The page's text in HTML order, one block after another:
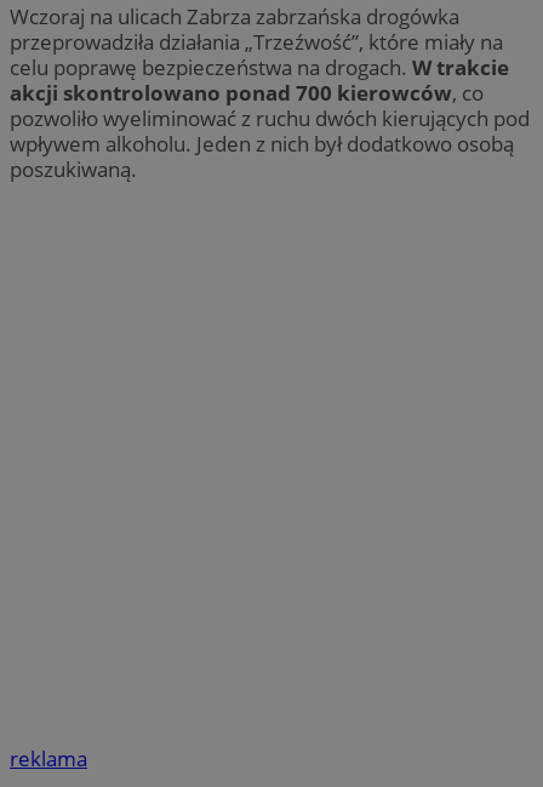
Wczoraj na ulicach Zabrza zabrzańska drogówka
przeprowadziła działania „Trzeźwość”, które miały na
celu poprawę bezpieczeństwa na drogach. W trakcie
akcji skontrolowano ponad 700 kierowców, co
pozwoliło wyeliminować z ruchu dwóch kierujących pod
wpływem alkoholu. Jeden z nich był dodatkowo osobą
poszukiwaną.
reklama